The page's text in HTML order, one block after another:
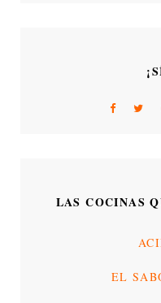
LAS COCINAS
EL